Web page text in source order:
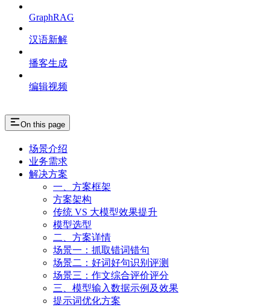
GraphRAG
汉语新解
播客生成
编辑视频
On this page
场景介绍
业务需求
解决方案
一、方案框架
方案架构
传统 VS 大模型效果提升
模型选型
二、方案详情
场景一：抓取错词错句
场景二：好词好句识别评测
场景三：作文综合评价评分
三、模型输入数据示例及效果
提示词优化方案